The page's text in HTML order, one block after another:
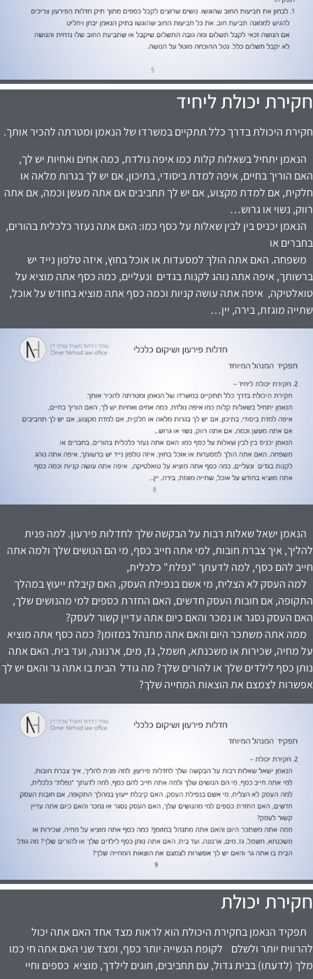
חקירת יכולת ליחיד
חקירת היכולת בדרך כלל תתקיים במשרדו של הנאמן ומטרתה להכיר אותך.
הנאמן יתחיל בשאלות קלות כמו איפה נולדת, כמה אחים ואחיות יש לך,
האם הוריך בחיים, איפה למדת ביסודי, בתיכון, אם יש לך בגרות מלאה או
חלקית, אם למדת מקצוע, אם יש לך תחביבים אם אתה מעשן וכמה, אם אתה
רווק, נשוי או גרוש…
הנאמן יכניס בין לבין שאלות על כסף כמו: האם אתה נעזר כלכלית בהורים,
בחברים או
משפחה. האם אתה הולך למסעדות או אוכל בחוץ, איזה טלפון נייד יש
ברשותך, איפה אתה נוהג לקנות בגדים ונעליים, כמה כסף אתה מוציא על
טואלטיקה, איפה אתה עושה קניות וכמה כסף אתה מוציא בחודש על אוכל,
שתייה מוגזת, בירה, יין…
הנאמן ישאל שאלות רבות על הבקשה שלך לחדלות פירעון. למה פנית
להליך, איך צברת חובות, למי אתה חייב כסף, מי הם הנושים שלך ולמה אתה
חייב להם כסף, למה לדעתך "נפלת" כלכלית,
למה העסק לא הצליח, מי אשם בנפילת העסק, האם קיבלת ייעוץ במהלך
התקופה, אם חובות העסק חדשים, האם החזרת כספים למי מהנושים שלך,
האם העסק נסגר או נמכר והאם כיום אתה עדיין קשור לעסק?
ממה אתה משתכר היום והאם אתה מתנהל במזומן? כמה כסף אתה מוציא
על מחיה, שכירות או משכנתא, חשמל, גז, מים, ארנונה, ועד בית. האם אתה
נותן כסף לילדים שלך או להורים שלך? מה גודל הבית בו אתה גר והאם יש לך
אפשרות לצמצם את הוצאות המחייה שלך?
חקירת יכולת
תפקיד הנאמן בחקירת היכולת הוא לראות מצד אחד האם אתה יכול
להרוויח יותר ולשלם לקופת הנשייה יותר כסף, ומצד שני האם אתה חי כמו
מלך (לדעתו) בבית גדול, עם תחביבים, חוגים לילדך, מוציא כספים וחיי